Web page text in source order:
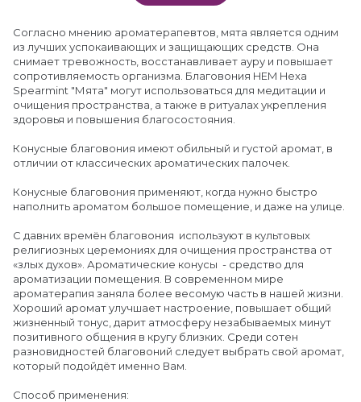
Согласно мнению ароматерапевтов, мята является одним
из лучших успокаивающих и защищающих средств. Она
снимает тревожность, восстанавливает ауру и повышает
сопротивляемость организма. Благовония HEM Hexa
Spearmint "Мята" могут использоваться для медитации и
очищения пространства, а также в ритуалах укрепления
здоровья и повышения благосостояния.
Конусные благовония имеют обильный и густой аромат, в
отличии от классических ароматических палочек.
Конусные благовония применяют, когда нужно быстро
наполнить ароматом большое помещение, и даже на улице.
С давних времён благовония используют в культовых
религиозных церемониях для очищения пространства от
«злых духов». Ароматические конусы - средство для
ароматизации помещения. В современном мире
ароматерапия заняла более весомую часть в нашей жизни.
Хороший аромат улучшает настроение, повышает общий
жизненный тонус, дарит атмосферу незабываемых минут
позитивного общения в кругу близких. Среди сотен
разновидностей благовоний следует выбрать свой аромат,
который подойдёт именно Вам.
Способ применения: